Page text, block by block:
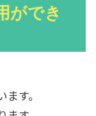
ができ
す。